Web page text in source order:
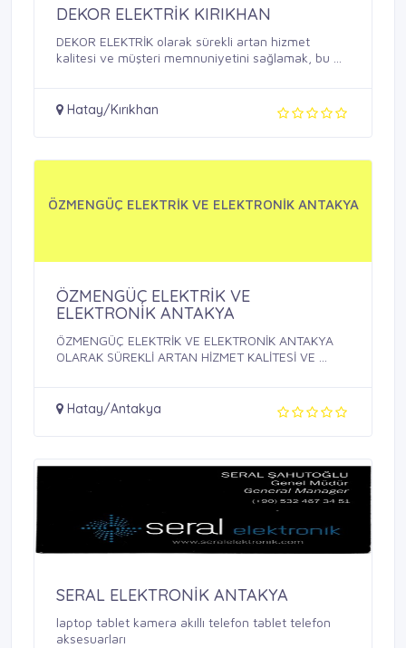
DEKOR ELEKTRİK KIRIKHAN
DEKOR ELEKTRİK olarak sürekli artan hizmet
kalitesi ve müşteri memnuniyetini sağlamak, bu ...
Hatay/Kırıkhan
ÖZMENGÜÇ ELEKTRİK VE ELEKTRONİK ANTAKYA
ÖZMENGÜÇ ELEKTRİK VE
ELEKTRONİK ANTAKYA
ÖZMENGÜÇ ELEKTRİK VE ELEKTRONİK ANTAKYA
OLARAK SÜREKLİ ARTAN HİZMET KALİTESİ VE ...
Hatay/Antakya
SERAL ELEKTRONİK ANTAKYA
laptop tablet kamera akıllı telefon tablet telefon
aksesuarları